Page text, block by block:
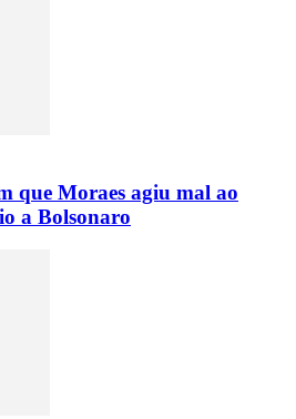
que Moraes agiu mal ao
a Bolsonaro